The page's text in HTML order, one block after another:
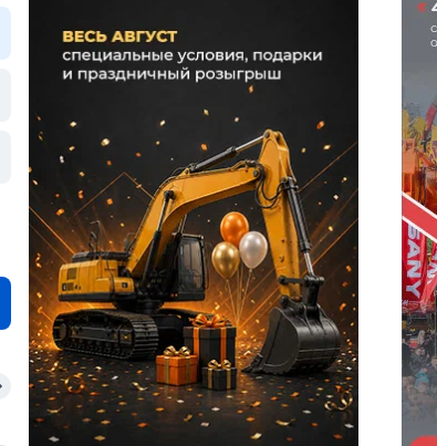
Hyundai HL 740-9S Hyundai HL 780-9S Hyundai HL 740-7